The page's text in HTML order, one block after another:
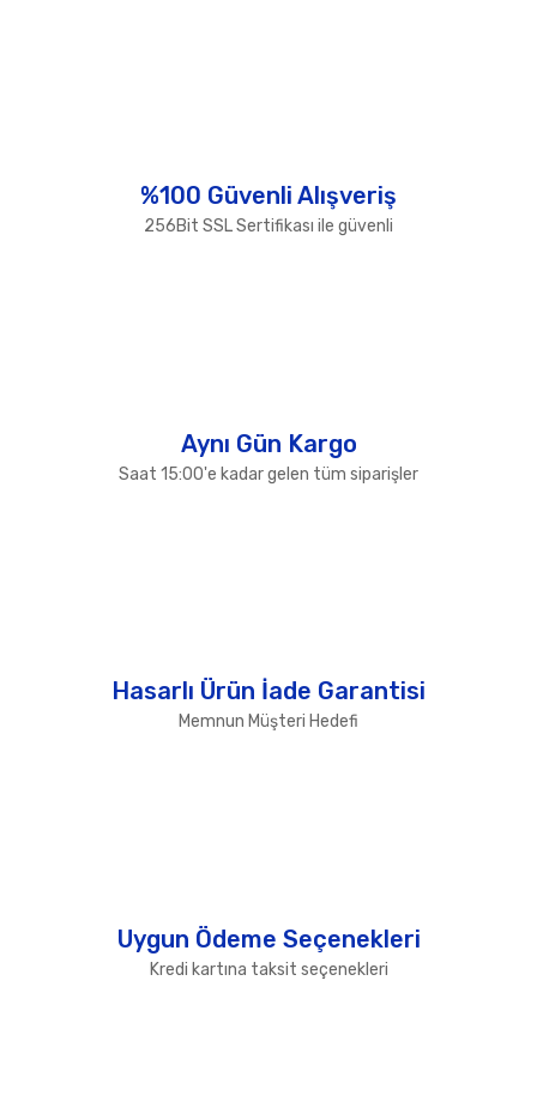
Ürün fiyatı diğer sitelerden daha pahalı.
%100 Güvenli Alışveriş
256Bit SSL Sertifikası ile güvenli
Aynı Gün Kargo
Saat 15:00'e kadar gelen tüm siparişler
Hasarlı Ürün İade Garantisi
Memnun Müşteri Hedefi
Uygun Ödeme Seçenekleri
Kredi kartına taksit seçenekleri